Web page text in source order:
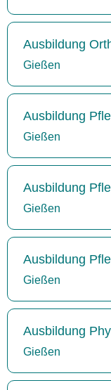
Ausbildung
Gießen
Ausbildung
Gießen
Ausbildung
Gießen
Ausbildung
Gießen
Ausbildung
Gießen